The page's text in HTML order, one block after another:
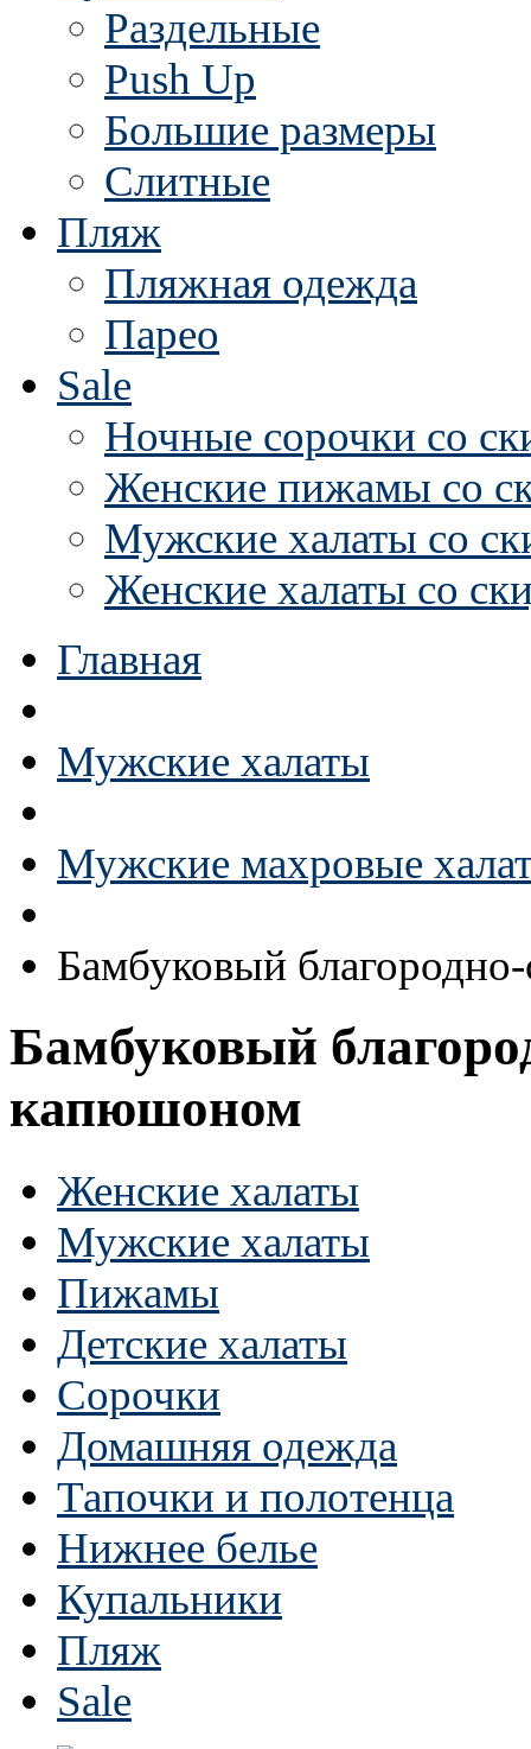
Раздельные
Push Up
Большие размеры
Слитные
Пляж
Пляжная одежда
Парео
Sale
Ночные сорочки со
Женские пижамы со
Мужские халаты со
Женские халаты со
Главная
Мужские халаты
Мужские махровые
Бамбуковый
Бамбуковый
капюшоном
Женские халаты
Мужские халаты
Пижамы
Детские халаты
Сорочки
Домашняя одежда
Тапочки и полотенца
Нижнее белье
Купальники
Пляж
Sale